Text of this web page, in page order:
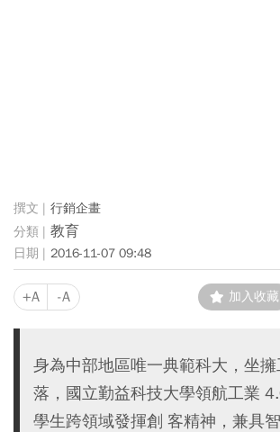
行銷企畫
教育
2016-11-07 09:48
+A -A 加入收藏
身為中部地區唯一典範科大，坐
落，國立勤益科技大學領航工業
學生跨領域發揮創 客精神，兼具